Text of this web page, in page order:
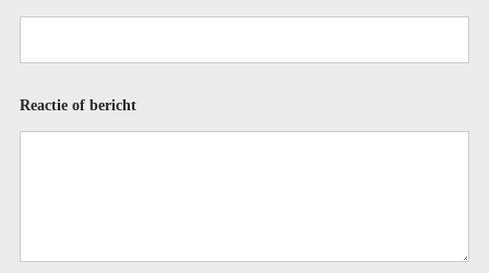
Reactie of bericht